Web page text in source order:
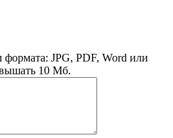
JPG, PDF, Word или
10 Мб.